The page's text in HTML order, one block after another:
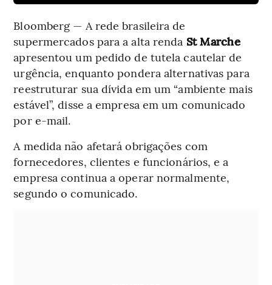
Bloomberg — A rede brasileira de
supermercados para a alta renda St Marche
apresentou um pedido de tutela cautelar de
urgência, enquanto pondera alternativas para
reestruturar sua dívida em um “ambiente mais
estável”, disse a empresa em um comunicado
por e-mail.
A medida não afetará obrigações com
fornecedores, clientes e funcionários, e a
empresa continua a operar normalmente,
segundo o comunicado.